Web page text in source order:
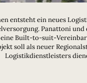
entsteht ein neues
Panattoni und
Built-to-suit-
soll als neuer
Logistikdienstleisters